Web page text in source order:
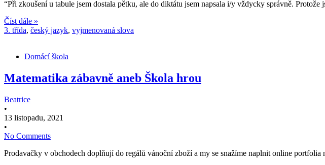
“Při zkoušení u tabule jsem dostala pětku, ale do diktátu jsem napsala i/y vždycky správně.
Číst dále »
3. třída, český jazyk, vyjmenovaná slova
Domácí škola
Matematika zábavně aneb Škola hrou
Beatrice
•
13 listopadu, 2021
•
No Comments
Prodavačky v obchodech doplňují do regálů vánoční zboží a my se snažíme naplnit online